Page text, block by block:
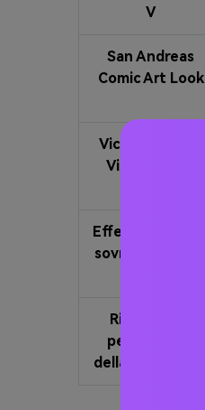
V
San Andreas
Comic Art Look
Vice City Neon
Vibe anni' 80
Effetto Meme di
sovrapposizione
Ritratto del
personaggio
della banda GTA